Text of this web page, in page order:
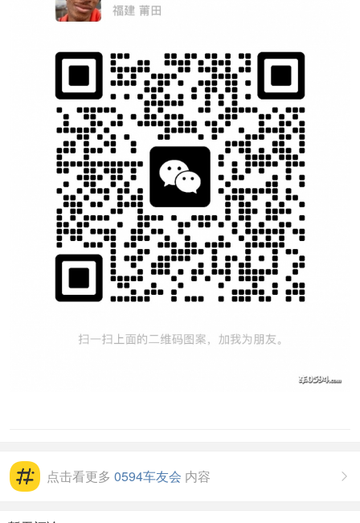

点击看更多 0594车友会 内容